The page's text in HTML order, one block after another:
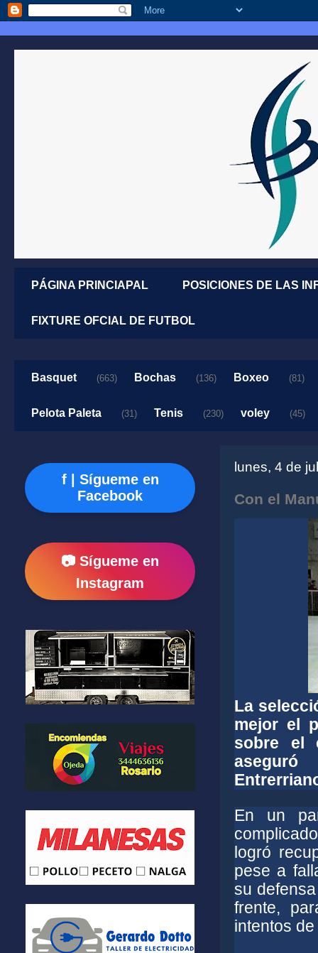
PÁGINA PRINCIAPAL POSICIONES DE LAS
FIXTURE OFCIAL DE FUTBOL
Basquet (663) Bochas (136) Boxeo (81)
Pelota Paleta (31) Tenis (230) voley (45)
lunes, 4 de
Con el
La
mejor el
sobre el
aseguró
En un
logró
pese a
su
frente,
intentos
f | Sígueme en
Facebook
📷 Sígueme en
Instagram